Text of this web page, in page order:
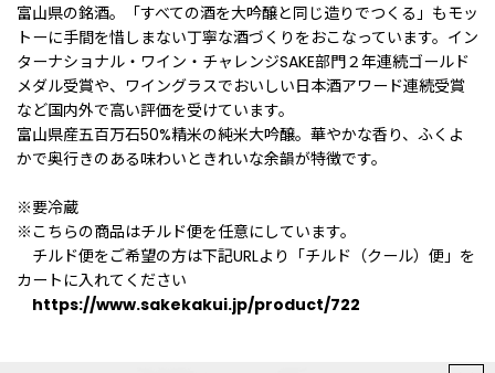
富山県の銘酒。「すべての酒を大吟醸と同じ造りでつくる」もモッ
トーに手間を惜しまない丁寧な酒づくりをおこなっています。イン
ターナショナル・ワイン・チャレンジSAKE部門２年連続ゴールド
メダル受賞や、ワイングラスでおいしい日本酒アワード連続受賞
など国内外で高い評価を受けています。
富山県産五百万石50%精米の純米大吟醸。華やかな香り、ふくよ
かで奥行きのある味わいときれいな余韻が特徴です。
※要冷蔵
※こちらの商品はチルド便を任意にしています。
チルド便をご希望の方は下記URLより「チルド（クール）便」を
カートに入れてください
https://www.sakekakui.jp/product/722